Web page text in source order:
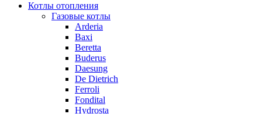
Котлы отопления
Газовые котлы
Arderia
Baxi
Beretta
Buderus
Daesung
De Dietrich
Ferroli
Fondital
Hydrosta